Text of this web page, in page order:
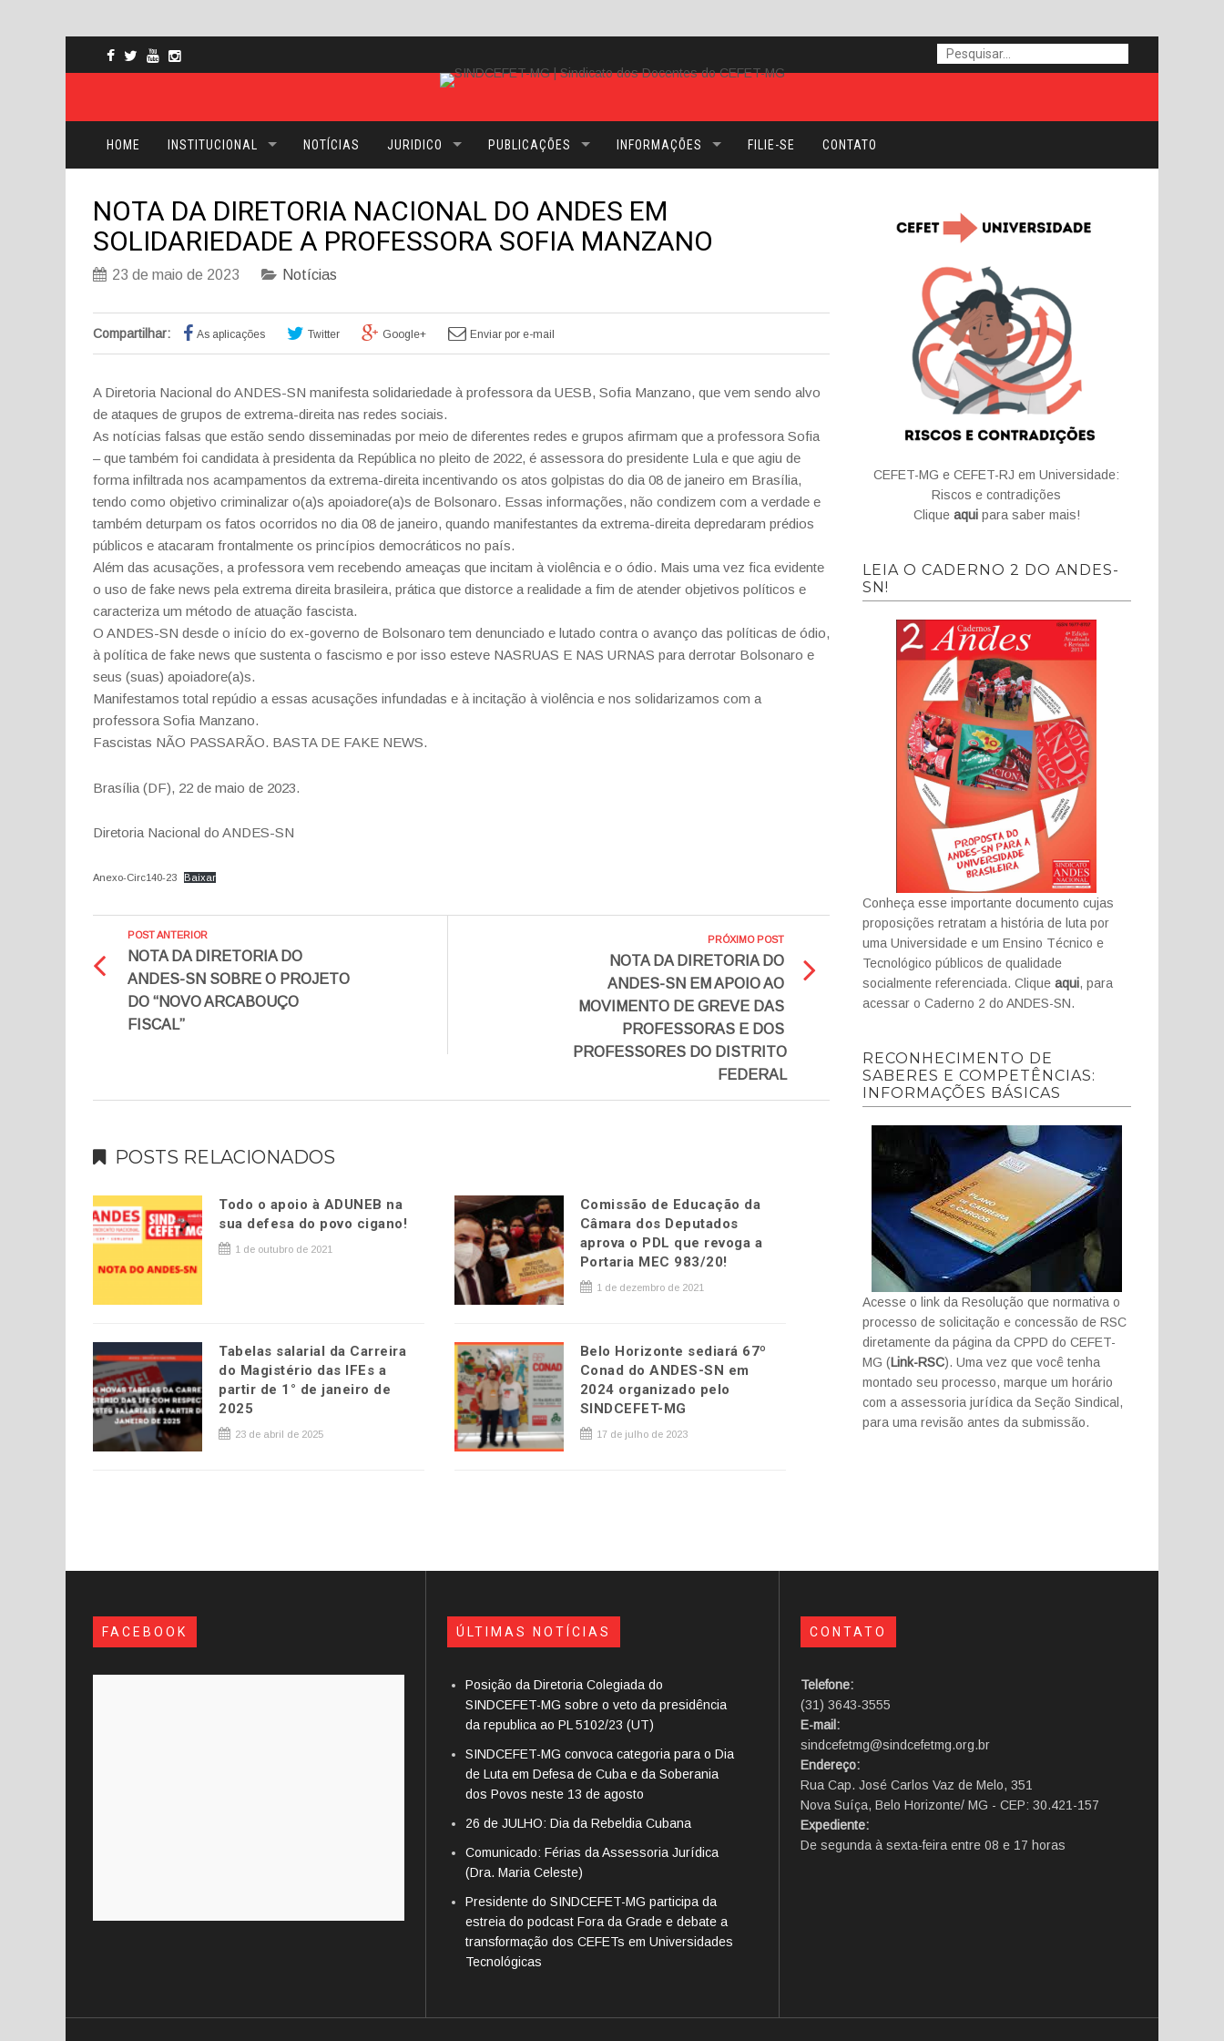
HOME INSTITUCIONAL NOTÍCIAS JURIDICO PUBLICAÇÕES INFORMAÇÕES FILIE-SE CONTATO
NOTA DA DIRETORIA NACIONAL DO ANDES EM
SOLIDARIEDADE A PROFESSORA SOFIA MANZANO
23 de maio de 2023 Notícias
Compartilhar: As aplicações Twitter Google+ Enviar por e-mail
A Diretoria Nacional do ANDES-SN manifesta solidariedade à professora da UESB, Sofia Manzano, que vem sendo alvo
de ataques de grupos de extrema-direita nas redes sociais.
As notícias falsas que estão sendo disseminadas por meio de diferentes redes e grupos afirmam que a professora Sofia
– que também foi candidata à presidenta da República no pleito de 2022, é assessora do presidente Lula e que agiu de
forma infiltrada nos acampamentos da extrema-direita incentivando os atos golpistas do dia 08 de janeiro em Brasília,
tendo como objetivo criminalizar o(a)s apoiadore(a)s de Bolsonaro. Essas informações, não condizem com a verdade e
também deturpam os fatos ocorridos no dia 08 de janeiro, quando manifestantes da extrema-direita depredaram prédios
públicos e atacaram frontalmente os princípios democráticos no país.
Além das acusações, a professora vem recebendo ameaças que incitam à violência e o ódio. Mais uma vez fica evidente
o uso de fake news pela extrema direita brasileira, prática que distorce a realidade a fim de atender objetivos políticos e
caracteriza um método de atuação fascista.
O ANDES-SN desde o início do ex-governo de Bolsonaro tem denunciado e lutado contra o avanço das políticas de ódio,
à política de fake news que sustenta o fascismo e por isso esteve NASRUAS E NAS URNAS para derrotar Bolsonaro e
seus (suas) apoiadore(a)s.
Manifestamos total repúdio a essas acusações infundadas e à incitação à violência e nos solidarizamos com a
professora Sofia Manzano.
Fascistas NÃO PASSARÃO. BASTA DE FAKE NEWS.
Brasília (DF), 22 de maio de 2023.
Diretoria Nacional do ANDES-SN
Anexo-Circ140-23 Baixar
POST ANTERIOR
NOTA DA DIRETORIA DO
ANDES-SN SOBRE O PROJETO
DO “NOVO ARCABOUÇO
FISCAL”
PRÓXIMO POST
NOTA DA DIRETORIA DO
ANDES-SN EM APOIO AO
MOVIMENTO DE GREVE DAS
PROFESSORAS E DOS
PROFESSORES DO DISTRITO
FEDERAL
POSTS RELACIONADOS
Todo o apoio à ADUNEB na
sua defesa do povo cigano!
1 de outubro de 2021
Comissão de Educação da
Câmara dos Deputados
aprova o PDL que revoga a
Portaria MEC 983/20!
1 de dezembro de 2021
Tabelas salarial da Carreira
do Magistério das IFEs a
partir de 1° de janeiro de
2025
23 de abril de 2025
Belo Horizonte sediará 67º
Conad do ANDES-SN em
2024 organizado pelo
SINDCEFET-MG
17 de julho de 2023
CEFET-MG e CEFET-RJ em Universidade:
Riscos e contradições
Clique aquipara saber mais!
LEIA O CADERNO 2 DO ANDES-
SN!
Conheça esse importante documento cujas
proposições retratam a história de luta por
uma Universidade e um Ensino Técnico e
Tecnológico públicos de qualidade
socialmente referenciada. Clique aqui, para
acessar o Caderno 2 do ANDES-SN.
RECONHECIMENTO DE
SABERES E COMPETÊNCIAS:
INFORMAÇÕES BÁSICAS
Acesse o link da Resolução que normativa o
processo de solicitação e concessão de RSC
diretamente da página da CPPD do CEFET-
MG (Link-RSC). Uma vez que você tenha
montado seu processo, marque um horário
com a assessoria jurídica da Seção Sindical,
para uma revisão antes da submissão.
FACEBOOK ÚLTIMAS NOTÍCIAS
Posição da Diretoria Colegiada do
SINDCEFET-MG sobre o veto da presidência
da republica ao PL 5102/23 (UT)
SINDCEFET-MG convoca categoria para o Dia
de Luta em Defesa de Cuba e da Soberania
dos Povos neste 13 de agosto
26 de JULHO: Dia da Rebeldia Cubana
Comunicado: Férias da Assessoria Jurídica
(Dra. Maria Celeste)
Presidente do SINDCEFET-MG participa da
estreia do podcast Fora da Grade e debate a
transformação dos CEFETs em Universidades
Tecnológicas
CONTATO
Telefone:
(31) 3643-3555
E-mail:
sindcefetmg@sindcefetmg.org.br
Endereço:
Rua Cap. José Carlos Vaz de Melo, 351
Nova Suíça, Belo Horizonte/ MG - CEP: 30.421-157
Expediente:
De segunda à sexta-feira entre 08 e 17 horas